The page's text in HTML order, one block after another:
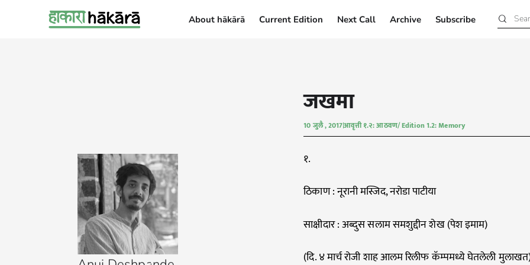
About hākārā Current Edition Next Call Archive Subscribe
जखमा
10 जुलै , 2017आवृत्ती १​.२: ​आठवण/ ​​Edition 1.2: ​M​emory
१.
ठिकाण : नूरानी मस्जिद, नरोडा पाटीया
साक्षीदार : अब्दुस सलाम समशुद्दीन शेख (पेश इमाम)
(दि. ४ मार्च रोजी शाह आलम रिलीफ कॅम्पमध्ये घेतलेली